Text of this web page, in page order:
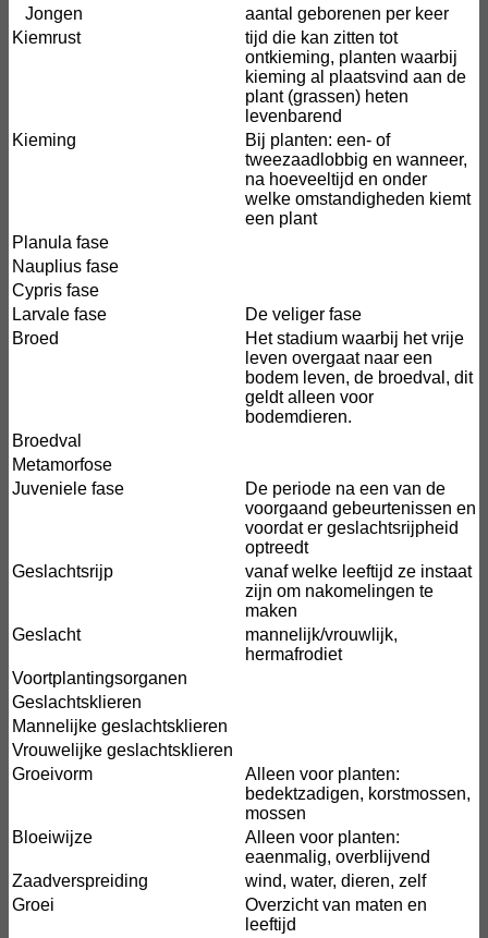
Jongen
aantal geborenen per keer
Kiemrust
tijd die kan zitten tot
ontkieming, planten waarbij
kieming al plaatsvind aan de
plant (grassen) heten
levenbarend
Kieming
Bij planten: een- of
tweezaadlobbig en wanneer,
na hoeveeltijd en onder
welke omstandigheden kiemt
een plant
Planula fase
Nauplius fase
Cypris fase
Larvale fase
De veliger fase
Broed
Het stadium waarbij het vrije
leven overgaat naar een
bodem leven, de broedval, dit
geldt alleen voor
bodemdieren.
Broedval
Metamorfose
Juveniele fase
De periode na een van de
voorgaand gebeurtenissen en
voordat er geslachtsrijpheid
optreedt
Geslachtsrijp
vanaf welke leeftijd ze instaat
zijn om nakomelingen te
maken
Geslacht
mannelijk/vrouwlijk,
hermafrodiet
Voortplantingsorganen
Geslachtsklieren
Mannelijke geslachtsklieren
Vrouwelijke geslachtsklieren
Groeivorm
Alleen voor planten:
bedektzadigen, korstmossen,
mossen
Bloeiwijze
Alleen voor planten:
eaenmalig, overblijvend
Zaadverspreiding
wind, water, dieren, zelf
Groei
Overzicht van maten en
leeftijd